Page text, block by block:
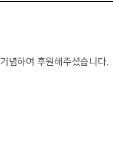
기념하여 후원해주셨습니다.